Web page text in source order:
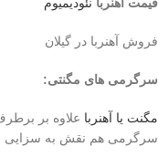
قیمت آهنربا نئودیمیوم
فروش آهنربا در گیلان
سرگرمی های مگنتی:
مگنت یا آهنربا علاوه بر
سرگرمی هم نقش به سزایی